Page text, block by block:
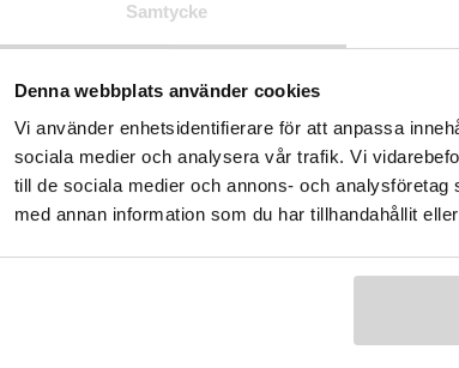
Samtycke
Denna webbplats använder cookies
Vi använder enhetsidentifierare för att anpassa
sociala medier och analysera vår trafik. Vi
till de sociala medier och annons- och
med annan information som du har tillhandahållit
Bauer Vapor Flylite-klubban är konstruerad för spelare
konstruktion, som kännetecknas av exklusiva
aluminiumförstärkt blad som sänker vikten utan att
sekund till speldefinierande ögonblick.
närmare spelarens nedre hand för att ladda skott
dig att hitta nätet i spelets största ögonblick. En tunn
att påverka styrka, prestanda eller bladets pop – vilket